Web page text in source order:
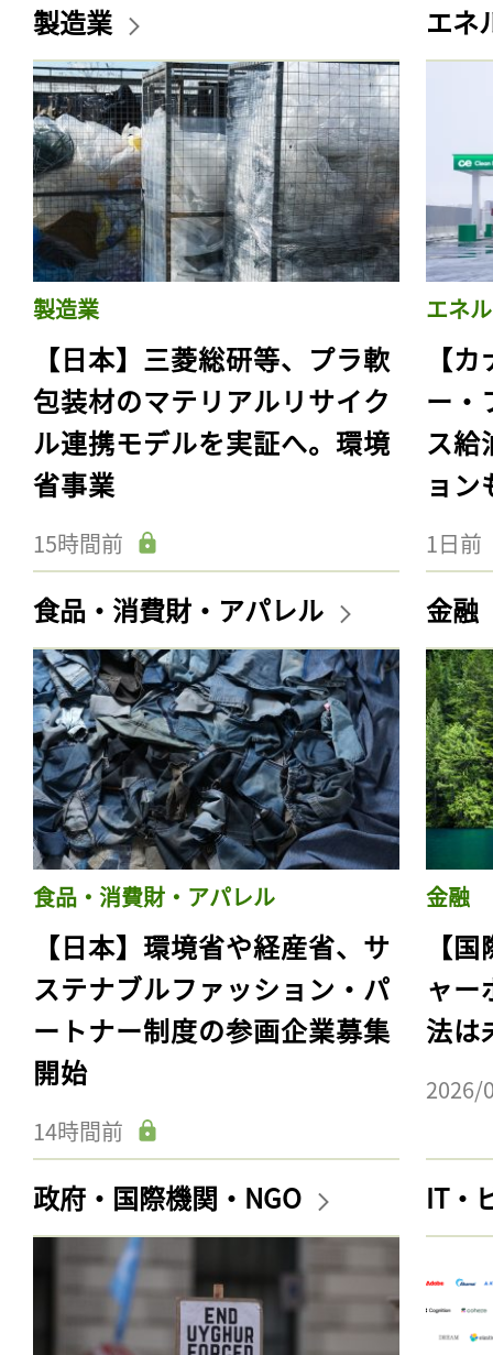
製造業
製造業
【日本】三菱総研等、プラ軟
包装材のマテリアルリサイク
ル連携モデルを実証へ。環境
省事業
15時間前
エネ
エネ
【
ー・
ス給
ョン
1日前
食品・消費財・アパレル
食品・消費財・アパレル
【日本】環境省や経産省、サ
ステナブルファッション・パ
ートナー制度の参画企業募集
開始
14時間前
金融
金融
【
ャー
法は
2026/
政府・国際機関・NGO IT・